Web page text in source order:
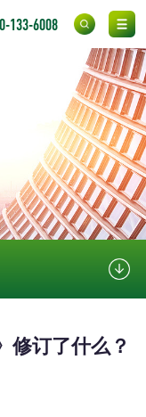
133-6008
修订了什么？
霉菌污染分析
防螨除螨检测
化妆品毒理测试
化妆品皮肤刺激试